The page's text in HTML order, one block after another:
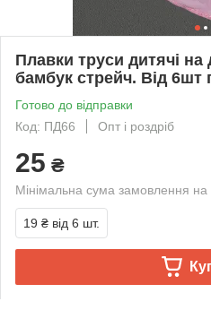
Плавки труси дитячі на
бамбук стрейч. Від 6шт
Готово до відправки
Код: ПД66
Опт і роздріб
25 ₴
Мінімальна сума замовлення
19 ₴ від 6 шт.